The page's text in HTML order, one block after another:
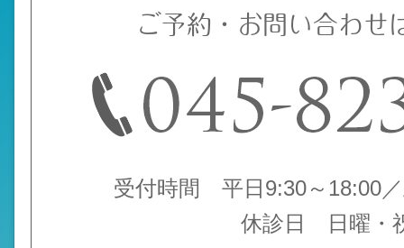
ご予約・お問い合わせ
受付時間 平日9:30～18:00
休診日 日曜・